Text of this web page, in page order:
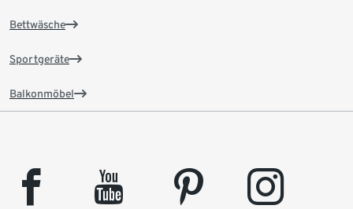
Bettwäsche
Sportgeräte
Balkonmöbel
facebook youtube pinterest instagram